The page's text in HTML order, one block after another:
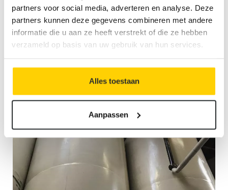
partners voor social media, adverteren en analyse. Deze
partners kunnen deze gegevens combineren met andere
informatie die u aan ze heeft verstrekt of die ze hebben
verzameld op basis van uw gebruik van hun services.
Alles toestaan
Aanpassen
concentraties van gevaarlijke stoffen aanwezig zijn.